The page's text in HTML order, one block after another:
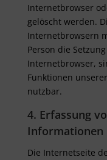
Internetbrowser
gelöscht werden.
Internetbrowsern
Person die
Internetbrowser,
Funktionen
nutzbar.
4. Erfassung
Informationen
Die Internetseite